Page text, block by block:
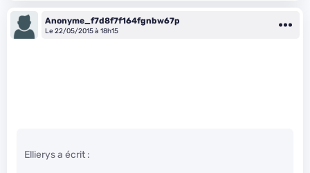
Anonyme_f7d8f7f164fgnbw67p
Le 22/05/2015 à 18h15
Ellierys a écrit :